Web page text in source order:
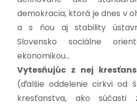
demokracia, ktorá je dnes v
a s ňou aj stability
Slovensko sociálne
ekonomikou…
Vytesňujúc z nej
(ďalšie oddelenie cirkvi od
kresťanstva, ako súčasti